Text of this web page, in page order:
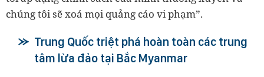
chúng tôi sẽ xoá mọi quảng cáo vi phạm”.
Trung Quốc triệt phá hoàn toàn các trung
tâm lừa đảo tại Bắc Myanmar